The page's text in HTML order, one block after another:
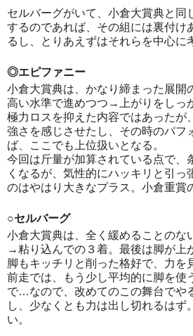
セルバーグがいて、小倉大賞典と同
するのであれば、その組には裏付
るし、とりあえずはそれらを中心に
◎エピファニー
小倉大賞典は、かなり締まった展開
高い水準で進めつつ→上がりをしっ
極力ロスを抑えた内容ではあったが
強さを感じさせたし、その時のパフ
ば、ここでも上位扱いとなる。
今回は斤量が加算されている点で、
くなるが、気性的にハッキリと引
のはやはり大きなプラス。小倉重賞
○セルバーグ
小倉大賞典は、全く緩めることのな
→粘り込んでの３着。最後は脚が上
脚もキッチリと削った格好で、力を
前走では、もう少し平均的に脚を使
で…なので、改めてのこの舞台でや
し、少なくとも力は出し切れるはず
い。